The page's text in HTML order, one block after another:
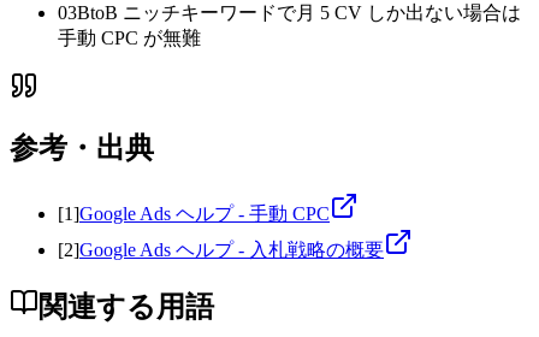
03BtoB ニッチキーワードで月 5 CV しか出ない場合は
手動 CPC が無難
参考・出典
[1]Google Ads ヘルプ - 手動 CPC
[2]Google Ads ヘルプ - 入札戦略の概要
関連する用語